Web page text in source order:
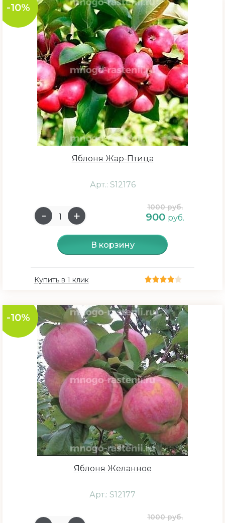
-10%
Яблоня Жар-Птица
Арт.: S12176
1000 руб.
900 руб.
В корзину
Купить в 1 клик
-10%
Яблоня Желанное
Арт.: S12177
1000 руб.